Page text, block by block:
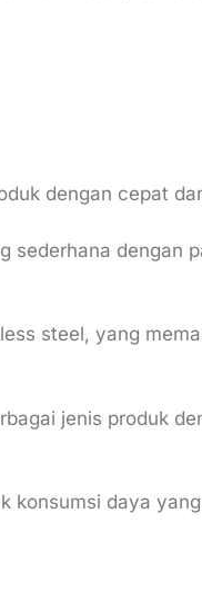
dengan cepat
sederhana dengan
steel, yang
jenis produk
konsumsi daya